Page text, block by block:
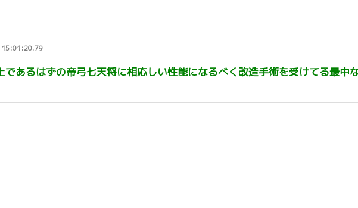
であるはずの帝弓七天将に相応しい性能になるべく改造手術を受けてる最中